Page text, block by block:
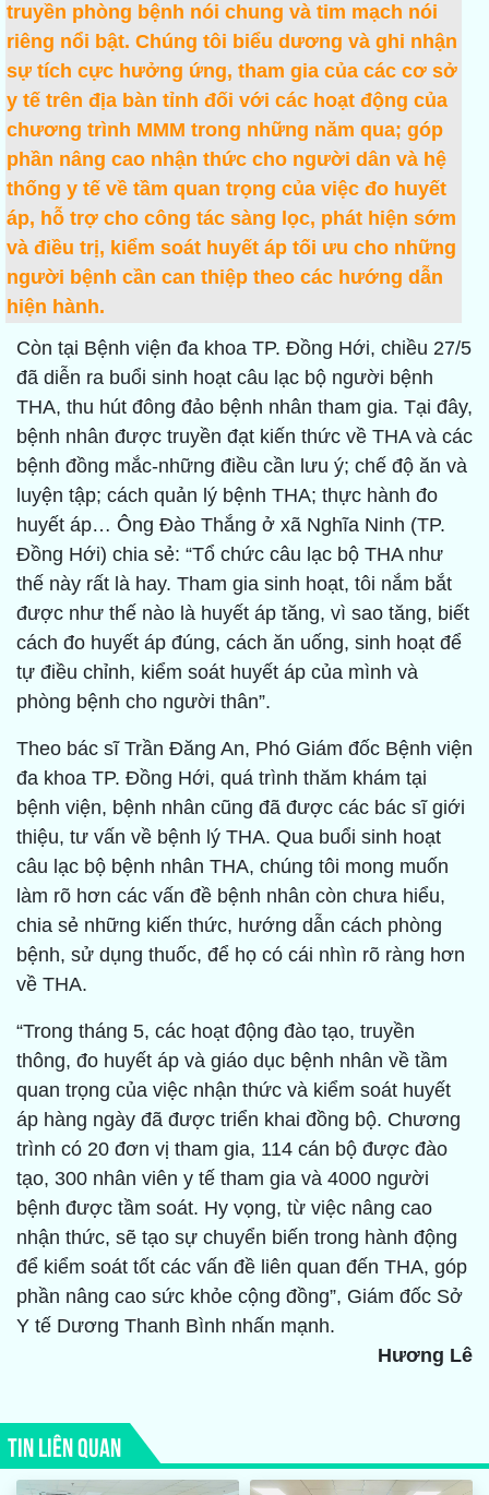
truyền phòng bệnh nói chung và tim mạch nói
riêng nổi bật. Chúng tôi biểu dương và ghi nhận
sự tích cực hưởng ứng, tham gia của các cơ sở
y tế trên địa bàn tỉnh đối với các hoạt động của
chương trình MMM trong những năm qua; góp
phần nâng cao nhận thức cho người dân và hệ
thống y tế về tầm quan trọng của việc đo huyết
áp, hỗ trợ cho công tác sàng lọc, phát hiện sớm
và điều trị, kiểm soát huyết áp tối ưu cho những
người bệnh cần can thiệp theo các hướng dẫn
hiện hành.
Còn tại Bệnh viện đa khoa TP. Đồng Hới, chiều 27/5
đã diễn ra buổi sinh hoạt câu lạc bộ người bệnh
THA, thu hút đông đảo bệnh nhân tham gia. Tại đây,
bệnh nhân được truyền đạt kiến thức về THA và các
bệnh đồng mắc-những điều cần lưu ý; chế độ ăn và
luyện tập; cách quản lý bệnh THA; thực hành đo
huyết áp… Ông Đào Thắng ở xã Nghĩa Ninh (TP.
Đồng Hới) chia sẻ: “Tổ chức câu lạc bộ THA như
thế này rất là hay. Tham gia sinh hoạt, tôi nắm bắt
được như thế nào là huyết áp tăng, vì sao tăng, biết
cách đo huyết áp đúng, cách ăn uống, sinh hoạt để
tự điều chỉnh, kiểm soát huyết áp của mình và
phòng bệnh cho người thân”.
Theo bác sĩ Trần Đăng An, Phó Giám đốc Bệnh viện
đa khoa TP. Đồng Hới, quá trình thăm khám tại
bệnh viện, bệnh nhân cũng đã được các bác sĩ giới
thiệu, tư vấn về bệnh lý THA. Qua buổi sinh hoạt
câu lạc bộ bệnh nhân THA, chúng tôi mong muốn
làm rõ hơn các vấn đề bệnh nhân còn chưa hiểu,
chia sẻ những kiến thức, hướng dẫn cách phòng
bệnh, sử dụng thuốc, để họ có cái nhìn rõ ràng hơn
về THA.
“Trong tháng 5, các hoạt động đào tạo, truyền
thông, đo huyết áp và giáo dục bệnh nhân về tầm
quan trọng của việc nhận thức và kiểm soát huyết
áp hàng ngày đã được triển khai đồng bộ. Chương
trình có 20 đơn vị tham gia, 114 cán bộ được đào
tạo, 300 nhân viên y tế tham gia và 4000 người
bệnh được tầm soát. Hy vọng, từ việc nâng cao
nhận thức, sẽ tạo sự chuyển biến trong hành động
để kiểm soát tốt các vấn đề liên quan đến THA, góp
phần nâng cao sức khỏe cộng đồng”, Giám đốc Sở
Y tế Dương Thanh Bình nhấn mạnh.
Hương Lê
TIN LIÊN QUAN